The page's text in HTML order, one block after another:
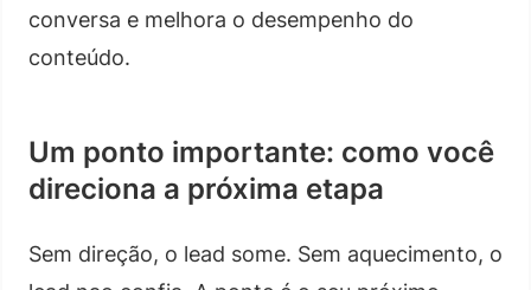
conversa e melhora o desempenho do
conteúdo.
Um ponto importante: como você
direciona a próxima etapa
Sem direção, o lead some. Sem aquecimento, o